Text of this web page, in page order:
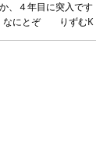
、４年目に突入です
なにとぞ りずむK